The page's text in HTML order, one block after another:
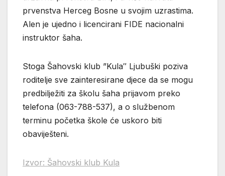
prvenstva Herceg Bosne u svojim uzrastima.
Alen je ujedno i licencirani FIDE nacionalni
instruktor šaha.
Stoga Šahovski klub ”Kula″ Ljubuški poziva
roditelje sve zainteresirane djece da se mogu
predbilježiti za školu šaha prijavom preko
telefona (063-788-537), a o službenom
terminu početka škole će uskoro biti
obaviješteni.
Izvor: Šahovski klub Kula